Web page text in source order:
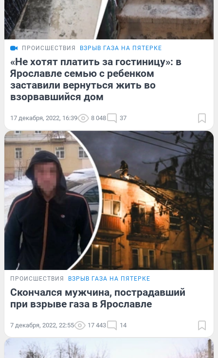
ПРОИСШЕСТВИЯ ВЗРЫВ ГАЗА НА ПЯТЕРКЕ
«Не хотят платить за гостиницу»: в
Ярославле семью с ребенком
заставили вернуться жить во
взорвавшийся дом
17 декабря, 2022, 16:39 8 048 37
ПРОИСШЕСТВИЯ ВЗРЫВ ГАЗА НА ПЯТЕРКЕ
Скончался мужчина, пострадавший
при взрыве газа в Ярославле
7 декабря, 2022, 22:55 17 443 14